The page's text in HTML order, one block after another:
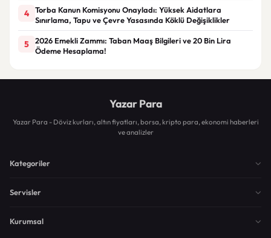
4
Torba Kanun Komisyonu Onayladı: Yüksek Aidatlara
Sınırlama, Tapu ve Çevre Yasasında Köklü Değişiklikler
5
2026 Emekli Zammı: Taban Maaş Bilgileri ve 20 Bin Lira
Ödeme Hesaplama!
Yazar Para
Yazar Para - Döviz kurları, altın fiyatları, borsa, kripto para, ekonomi haberleri
ve analizler
Kategoriler
Servisler
Kurumsal